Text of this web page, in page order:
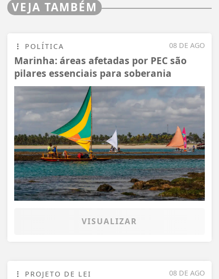
VEJA TAMBÉM
08 DE AGO
POLÍTICA
Marinha: áreas afetadas por PEC são
pilares essenciais para soberania
VISUALIZAR
08 DE AGO
PROJETO DE LEI